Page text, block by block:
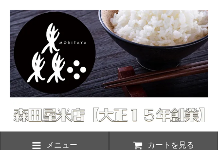
メニュー カートを見る